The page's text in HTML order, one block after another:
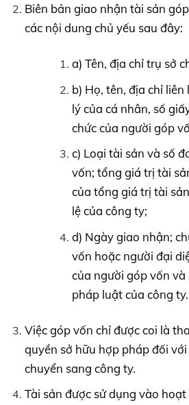
Biên bản giao nhận tài sản
các nội dung chủ yếu sau đây:
a) Tên, địa chỉ trụ sở
b) Họ, tên, địa chỉ
lý của cá nhân, số
chức của người góp
c) Loại tài sản và số
vốn; tổng giá trị tài
của tổng giá trị tài
lệ của công ty;
d) Ngày giao nhận;
vốn hoặc người đại
của người góp vốn
pháp luật của công ty.
Việc góp vốn chỉ được coi là
quyền sở hữu hợp pháp đối
chuyển sang công ty.
Tài sản được sử dụng vào